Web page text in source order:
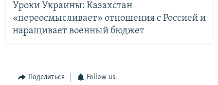
Уроки Украины: Казахстан
«переосмысливает» отношения с Россией и
наращивает военный бюджет
Поделиться Follow us